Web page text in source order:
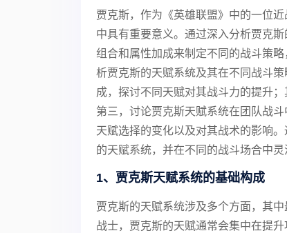
贾克斯，作为《英雄联盟》中的一位
中具有重要意义。通过深入分析贾克
组合和属性加成来制定不同的战斗策
析贾克斯的天赋系统及其在不同战斗
成，探讨不同天赋对其战斗力的提升
第三，讨论贾克斯天赋系统在团队战
天赋选择的变化以及对其战术的影响
的天赋系统，并在不同的战斗场合中
1、贾克斯天赋系统的基础构成
贾克斯的天赋系统涉及多个方面，其
战士，贾克斯的天赋通常会集中在提